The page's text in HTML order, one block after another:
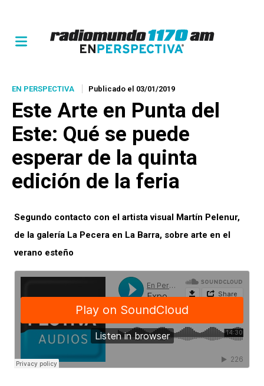
EN PERSPECTIVA Publicado el 03/01/2019
Este Arte en Punta del
Este: Qué se puede
esperar de la quinta
edición de la feria
Segundo contacto con el artista visual Martín Pelenur,
de la galería La Pecera en La Barra, sobre arte en el
verano esteño